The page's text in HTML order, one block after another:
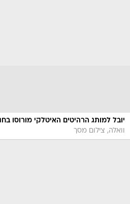
יובל למותג הרהיטים האיטלקי מורוסו
וואלה, צילום מסך